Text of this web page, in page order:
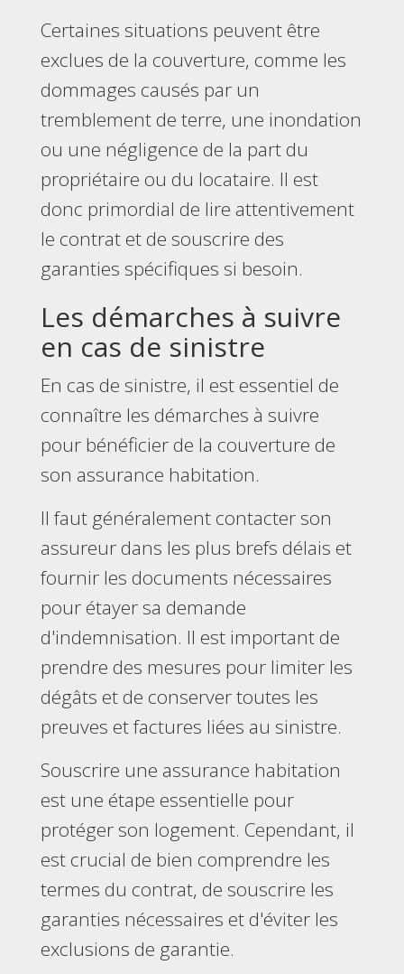
Certaines situations peuvent être
exclues de la couverture, comme les
dommages causés par un
tremblement de terre, une inondation
ou une négligence de la part du
propriétaire ou du locataire. Il est
donc primordial de lire attentivement
le contrat et de souscrire des
garanties spécifiques si besoin.
Les démarches à suivre
en cas de sinistre
En cas de sinistre, il est essentiel de
connaître les démarches à suivre
pour bénéficier de la couverture de
son assurance habitation.
Il faut généralement contacter son
assureur dans les plus brefs délais et
fournir les documents nécessaires
pour étayer sa demande
d'indemnisation. Il est important de
prendre des mesures pour limiter les
dégâts et de conserver toutes les
preuves et factures liées au sinistre.
Souscrire une assurance habitation
est une étape essentielle pour
protéger son logement. Cependant, il
est crucial de bien comprendre les
termes du contrat, de souscrire les
garanties nécessaires et d'éviter les
exclusions de garantie.